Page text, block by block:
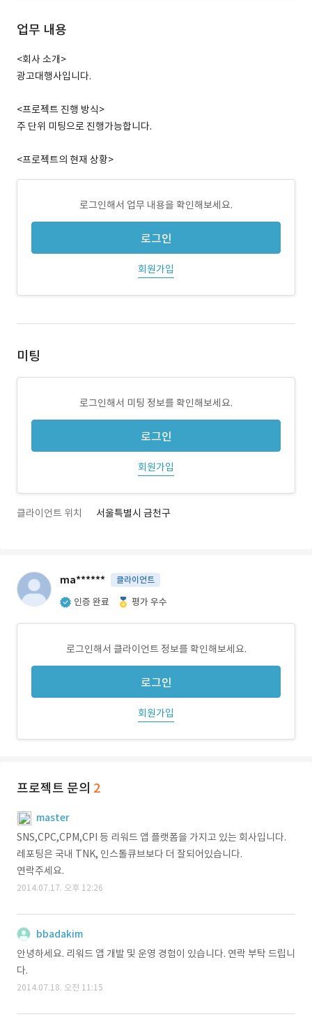
업무 내용
<회사 소개>
광고대행사입니다.
<프로젝트 진행 방식>
주 단위 미팅으로 진행가능합니다.
<프로젝트의 현재 상황>
로그인해서 업무 내용을 확인해보세요.
로그인
회원가입
미팅
로그인해서 미팅 정보를 확인해보세요.
로그인
회원가입
클라이언트 위치 서울특별시 금천구
ma****** 클라이언트
인증 완료 평가 우수
로그인해서 클라이언트 정보를 확인해보세요.
로그인
회원가입
프로젝트 문의 2
master
SNS,CPC,CPM,CPI 등 리워드 앱 플랫폼을 가지고 있는 회사입니다.
레포팅은 국내 TNK, 인스톨큐브보다 더 잘되어있습니다.
연락주세요.
2014.07.17. 오후 12:26
bbadakim
안녕하세요. 리워드 앱 개발 및 운영 경험이 있습니다. 연락 부탁 드립니
다.
2014.07.18. 오전 11:15